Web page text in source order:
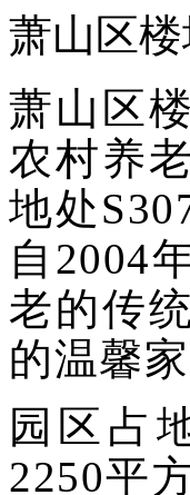
萧山区
萧山区
农村养
地处
自2004
老的传
的温馨家
园区占
2250平